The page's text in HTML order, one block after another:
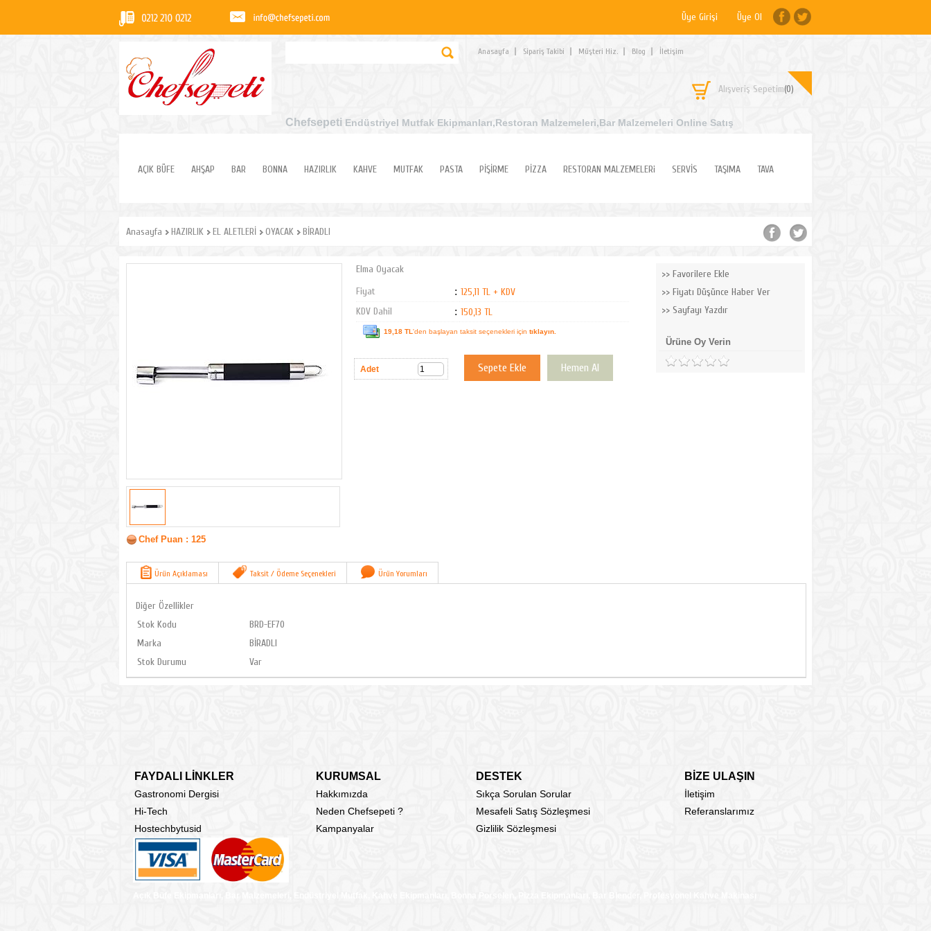
Üye Girişi Üye Ol
Anasayfa Sipariş Takibi Müşteri Hiz. Blog İletişim
Alışveriş Sepetim(0)
Chefsepeti Endüstriyel Mutfak Ekipmanları,Restoran Malzemeleri,Bar Malzemeleri Online Satış
AÇIK BÜFE AHŞAP BAR BONNA HAZIRLIK KAHVE MUTFAK PASTA PİŞİRME PİZZA RESTORAN MALZEMELERi SERVİS TAŞIMA TAVA
Anasayfa HAZIRLIK EL ALETLERİ OYACAK BİRADLI
Chef Puan : 125
Elma Oyacak
Fiyat
: 125,11 TL + KDV
KDV Dahil
: 150,13 TL
19,18 TL'den başlayan taksit seçenekleri için tıklayın.
Adet
Favorilere Ekle
Fiyatı Düşünce Haber Ver
Sayfayı Yazdır
Ürüne Oy Verin
Ürün Açıklaması Taksit / Ödeme Seçenekleri Ürün Yorumları
Diğer Özellikler
Stok Kodu
BRD-EF70
Marka
BİRADLI
Stok Durumu
Var
FAYDALI LİNKLER KURUMSAL DESTEK BİZE ULAŞIN
Gastronomi Dergisi Hakkımızda Sıkça Sorulan Sorular
İletişim
Hi-Tech
Neden Chefsepeti ? Mesafeli Satış Sözleşmesi
Referanslarımız
Hostechbytusid
Kampanyalar Gizlilik Sözleşmesi